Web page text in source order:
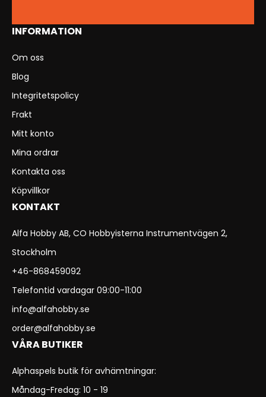
INFORMATION
Om oss
Blog
Integritetspolicy
Frakt
Mitt konto
Mina ordrar
Kontakta oss
Köpvillkor
KONTAKT
Alfa Hobby AB, CO Hobbyisterna Instrumentvägen 2,
Stockholm
+46-868459092
Telefontid vardagar 09:00-11:00
info@alfahobby.se
order@alfahobby.se
VÅRA BUTIKER
Alphaspels butik för avhämtningar:
Måndag-Fredag: 10 - 19